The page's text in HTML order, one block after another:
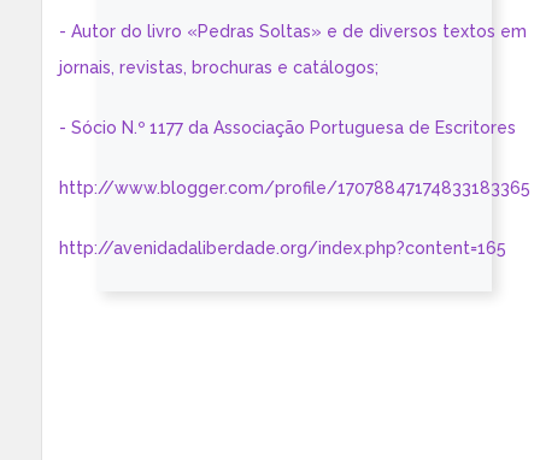
- Autor do livro «Pedras Soltas» e de diversos textos em
jornais, revistas, brochuras e catálogos;
- Sócio N.º 1177 da Associação Portuguesa de Escritores
http://www.blogger.com/profile/17078847174833183365
http://avenidadaliberdade.org/index.php?content=165